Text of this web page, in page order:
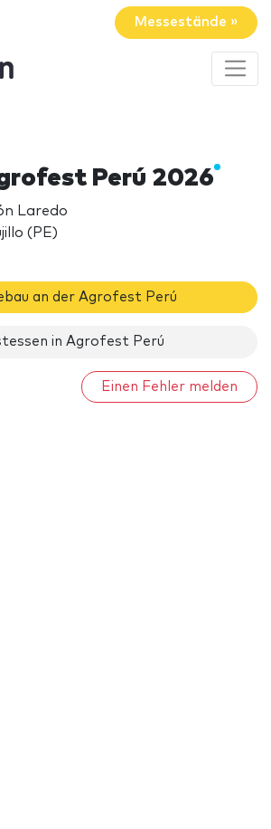
Messestände »
Perú 2026
Laredo
(PE)
an der Agrofest Perú
in Agrofest Perú
Einen Fehler melden